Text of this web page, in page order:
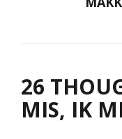
26
MIS, IK